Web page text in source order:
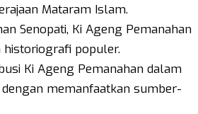
Mataram Islam.
Senopati, Ki Ageng Pemanahan
populer.
Ki Ageng Pemanahan dalam
memanfaatkan sumber-